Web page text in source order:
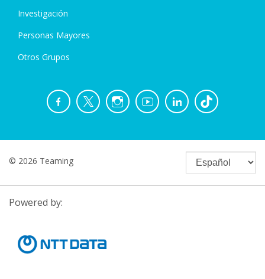
Investigación
Personas Mayores
Otros Grupos
© 2026 Teaming
Powered by: